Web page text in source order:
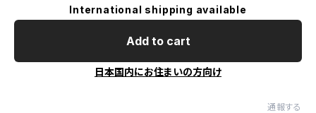
International shipping available
Add to cart
日本国内にお住まいの方向け
通報する